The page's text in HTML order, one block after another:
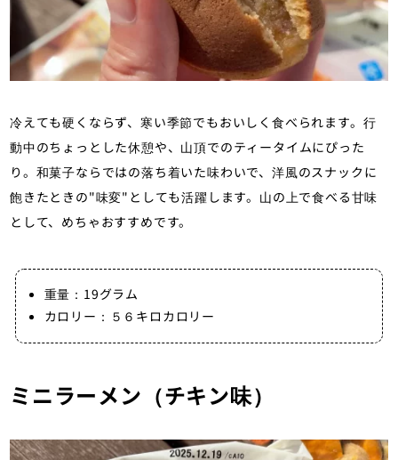
冷えても硬くならず、寒い季節でもおいしく食べられます。行
動中のちょっとした休憩や、山頂でのティータイムにぴった
り。和菓子ならではの落ち着いた味わいで、洋風のスナックに
飽きたときの"味変"としても活躍します。山の上で食べる甘味
として、めちゃおすすめです。
重量：19グラム
カロリー：５６キロカロリー
ミニラーメン（チキン味）